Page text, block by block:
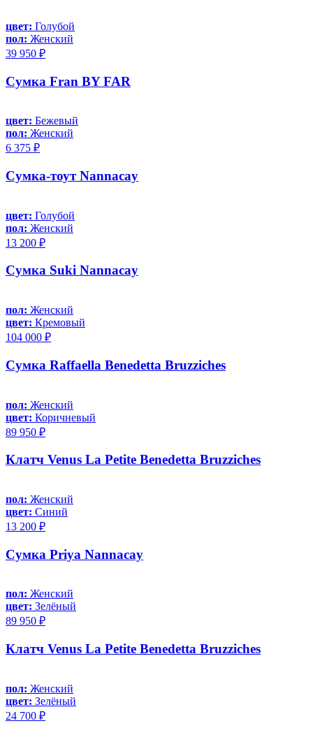
цвет: Голубой
пол: Женский
39 950 ₽
Сумка Fran BY FAR
цвет: Бежевый
пол: Женский
6 375 ₽
Сумка-тоут Nannacay
цвет: Голубой
пол: Женский
13 200 ₽
Сумка Suki Nannacay
пол: Женский
цвет: Кремовый
104 000 ₽
Сумка Raffaella Benedetta Bruzziches
пол: Женский
цвет: Коричневый
89 950 ₽
Клатч Venus La Petite Benedetta Bruzziches
пол: Женский
цвет: Синий
13 200 ₽
Сумка Priya Nannacay
пол: Женский
цвет: Зелёный
89 950 ₽
Клатч Venus La Petite Benedetta Bruzziches
пол: Женский
цвет: Зелёный
24 700 ₽